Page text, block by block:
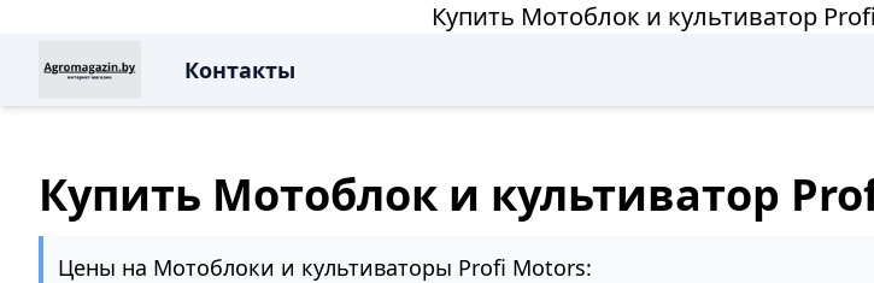
Купить Мотоблок и культиватор
Контакты
Купить Мотоблок и культиватор
Цены на Мотоблоки и культиваторы Profi Motors: